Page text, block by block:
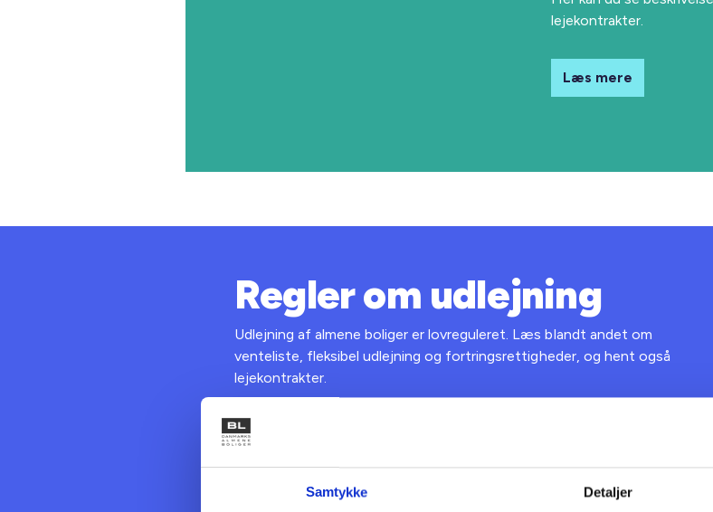
Samtykke Detaljer
lejekontrakter.
Læs mere
Regler om udlejning
Udlejning af almene boliger er lovreguleret. Læs blandt andet om
venteliste, fleksibel udlejning og fortringsrettigheder, og hent også
lejekontrakter.
Læs mere